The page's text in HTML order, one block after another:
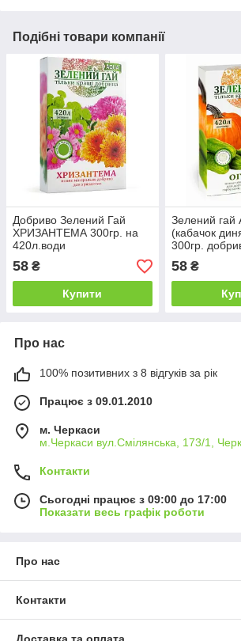
Подібні товари компанії
Добриво Зелений Гай
ХРИЗАНТЕМА 300гр. на
420л.води
58 ₴
Купити
Зелений
(кабачок
300гр.
58₴
Про нас
100% позитивних з 8 відгуків за рік
Працює з 09.01.2010
м. Черкаси
м.Черкаси вул.Смілянська, 173/1,
Контакти
Сьогодні працює з 09:00 до 17:00
Показати весь графік роботи
Про нас
Контакти